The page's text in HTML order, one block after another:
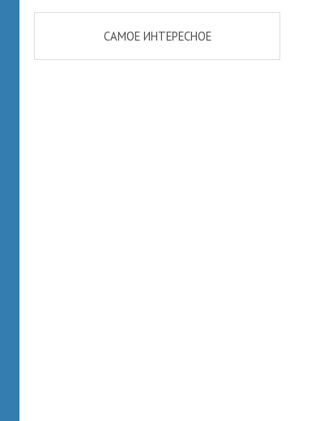
САМОЕ ИНТЕРЕСНОЕ